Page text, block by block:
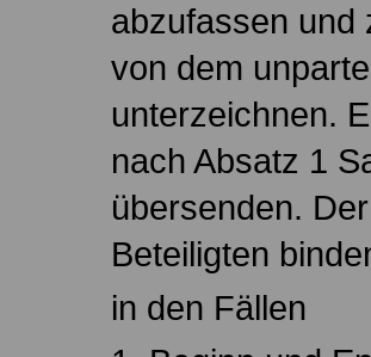
abzufassen und
von dem
unterzeichnen.
nach Absatz 1
übersenden.
Beteiligten
in den Fällen